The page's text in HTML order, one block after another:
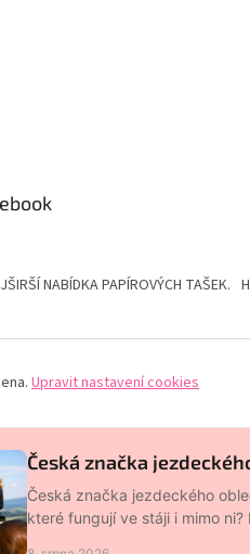
NABÍDKA PAPÍROVÝCH TAŠEK.
Upravit nastavení cookies
Česká značka
Česká značka jezdeckého
které fungují ve stáji i mimo